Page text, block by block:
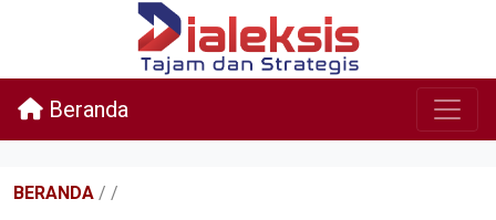
Beranda
BERANDA / /